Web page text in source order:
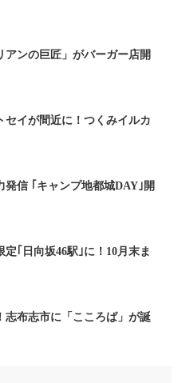
アンの巨匠」がバーガー店開
セイが間近に！つくみイルカ
発信 ｢キャンプ地都城DAY｣開
定｢日向坂46駅｣に！10月末ま
志布志市に「こころば」が誕